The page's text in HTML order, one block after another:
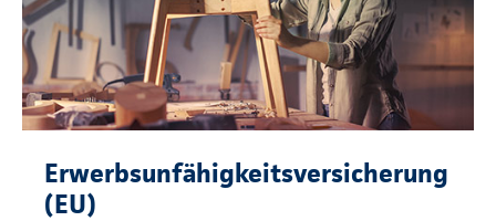
Erwerbsunfähigkeitsversicherung
(EU)